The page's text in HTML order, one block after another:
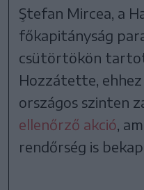
Ştefan Mircea, a
főkapitányság
csütörtökön
Hozzátette,
országos szinten
ellenőrző akció,
rendőrség is